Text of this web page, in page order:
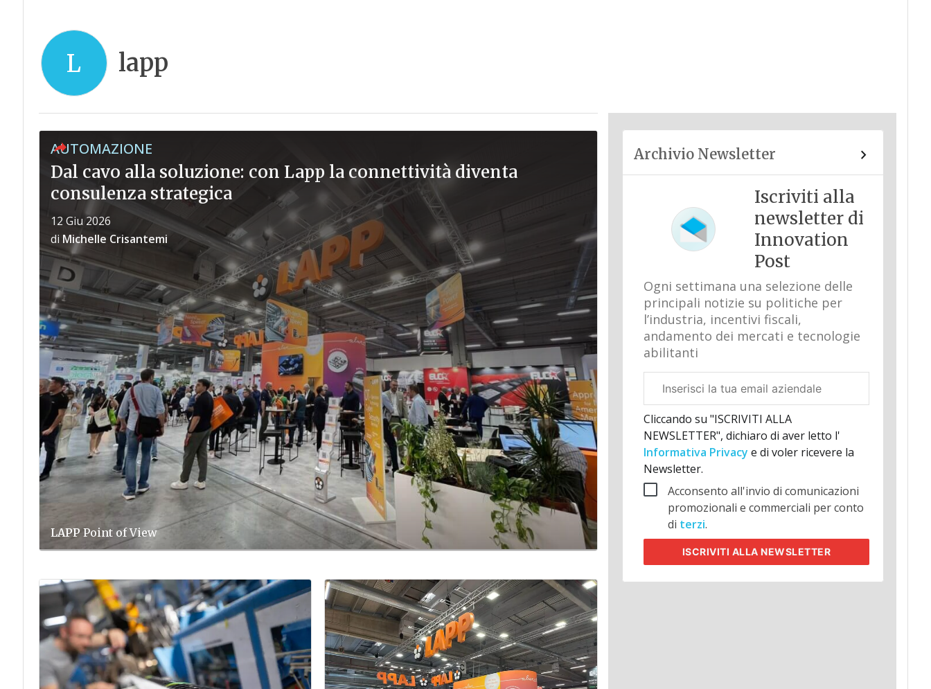
L lapp
AUTOMAZIONE
Dal cavo alla soluzione: con Lapp la connettività diventa
consulenza strategica
12 Giu 2026
di Michelle Crisantemi
LAPPPoint of View
Archivio Newsletter
Iscriviti alla
newsletter di
Innovation
Post
Ogni settimana una selezione delle
principali notizie su politiche per
l’industria, incentivi fiscali,
andamento dei mercati e tecnologie
abilitanti
aziendale
Cliccando su "ISCRIVITI ALLA
NEWSLETTER", dichiaro di aver letto l'
Informativa Privacy e di voler ricevere la
Newsletter.
Acconsento all'invio di comunicazioni
promozionali e commerciali per conto
di terzi.
ISCRIVITI ALLA NEWSLETTER